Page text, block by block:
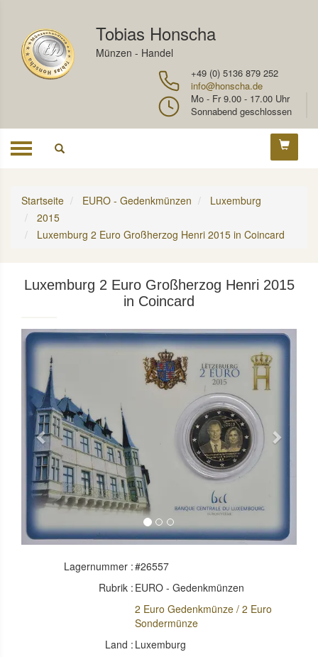
Tobias Honscha
Münzen - Handel
+49 (0) 5136 879 252
info@honscha.de
Mo - Fr 9.00 - 17.00 Uhr
Sonnabend geschlossen
Toggle
Startseite EURO - Gedenkmünzen
Luxemburg
2015
Luxemburg 2 Euro Großherzog Henri 2015 in Coincard
Luxemburg 2 Euro Großherzog Henri 2015
in Coincard
Previous Next
Lagernummer :#26557
Rubrik : EURO - Gedenkmünzen
2 Euro Gedenkmünze / 2 Euro
Sondermünze
Land : Luxemburg